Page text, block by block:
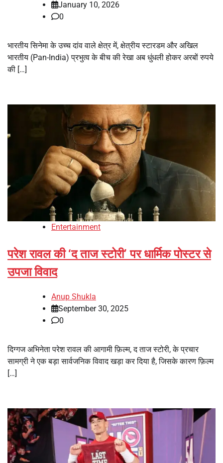
January 10, 2026
0
भारतीय सिनेमा के उच्च दांव वाले क्षेत्र में, क्षेत्रीय स्टारडम और अखिल
भारतीय (Pan-India) प्रभुत्व के बीच की रेखा अब धुंधली होकर अरबों रुपये
की […]
Entertainment
परेश रावल की ‘द ताज स्टोरी’ पर धार्मिक पोस्टर से
उपजा विवाद
Anup Shukla
September 30, 2025
0
दिग्गज अभिनेता परेश रावल की आगामी फ़िल्म, द ताज स्टोरी, के प्रचार
सामग्री ने एक बड़ा सार्वजनिक विवाद खड़ा कर दिया है, जिसके कारण फ़िल्म
[…]